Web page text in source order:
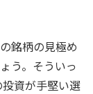
銘柄の見極め
う。そういっ
資が手堅い選